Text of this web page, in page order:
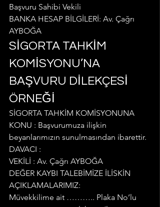
Başvuru Sahibi Vekili
BANKA HESAP BİLGİLERİ: Av. Çağrı
AYBOĞA
SİGORTA TAHKİM
KOMİSYONU’NA
BAŞVURU DİLEKÇESİ
ÖRNEĞİ
SİGORTA TAHKİM KOMİSYONUNA
KONU : Başvurumuza ilişkin
beyanlarımızın sunulmasından ibarettir.
DAVACI :
VEKİLİ : Av. Çağrı AYBOĞA
DEĞER KAYBI TALEBİMİZE İLİSKİN
AÇIKLAMALARIMIZ:
Müvekkilime ait ……….. Plaka No’lu